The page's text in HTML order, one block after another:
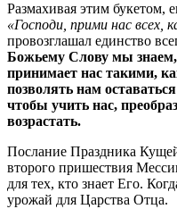
Размахивая этим букетом,
«Господи, прими нас всех,
провозглашал единство
Божьему Слову мы знаем,
принимает нас такими,
позволять нам
чтобы учить нас,
возрастать.
Послание Праздника
второго пришествия
для тех, кто знает Его.
урожай для Царства Отца.